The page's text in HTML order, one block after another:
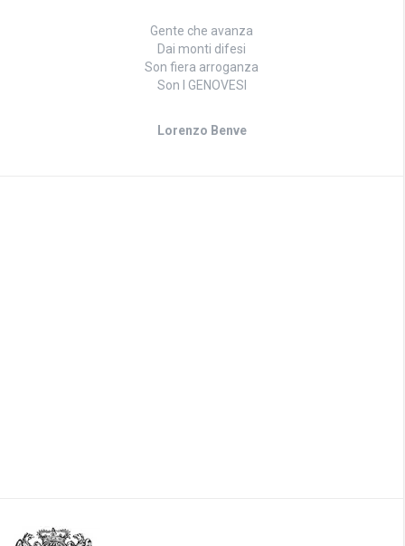
Gente che avanza
Dai monti difesi
Son fiera arroganza
Son I GENOVESI
Lorenzo Benve